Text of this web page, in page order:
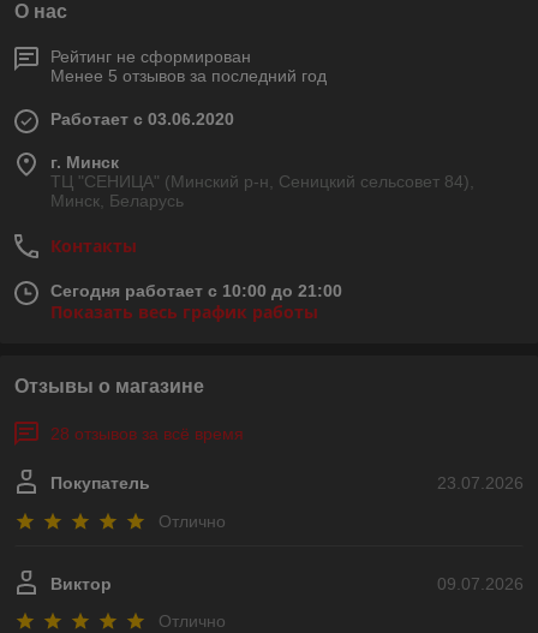
О нас
Рейтинг не сформирован
Менее 5 отзывов за последний год
Работает с 03.06.2020
г. Минск
ТЦ "СЕНИЦА" (Минский р-н, Сеницкий сельсовет 84),
Минск, Беларусь
Контакты
Сегодня работает с 10:00 до 21:00
Показать весь график работы
Отзывы о магазине
28 отзывов за всё время
23.07.2026
Покупатель
Отлично
09.07.2026
Виктор
Отлично